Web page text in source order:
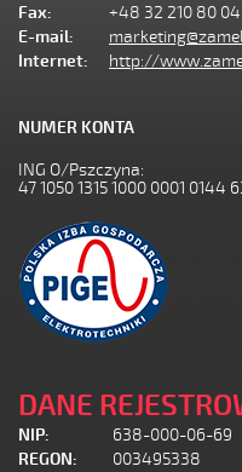
Fax:
+48 32 210 80 04
E-mail:
Internet:
http://
NUMER KONTA
ING O/Pszczyna:
47 1050 1315 1000 0001 0144
DANE
NIP:
638-000-06-69
REGON:
003495338